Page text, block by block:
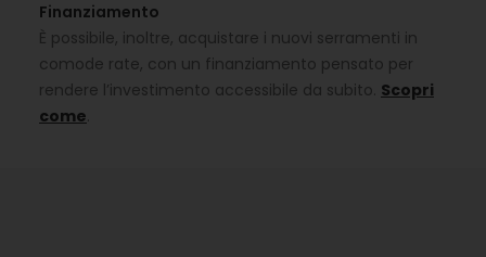
Finanziamento
È possibile, inoltre, acquistare i nuovi serramenti in
comode rate, con un finanziamento pensato per
rendere l’investimento accessibile da subito. Scopri
come.